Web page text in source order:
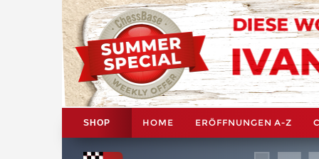
SHOP HOME ERÖFFNUNGEN A-Z